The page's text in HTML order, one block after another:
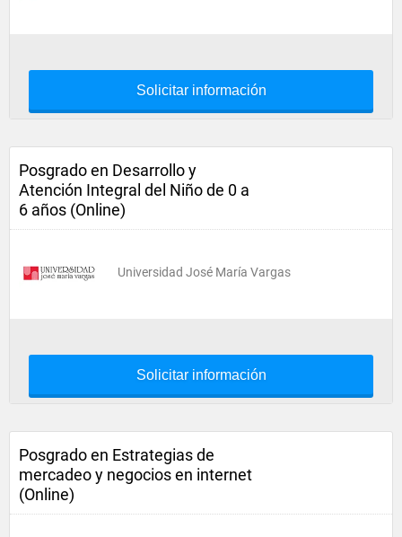
Solicitar información
Posgrado en Desarrollo y
Atención Integral del Niño de 0 a
6 años (Online)
Universidad José María Vargas
Solicitar información
Posgrado en Estrategias de
mercadeo y negocios en internet
(Online)